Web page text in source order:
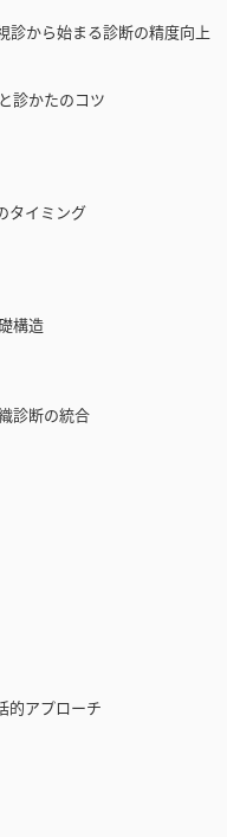
から始まる診断の精度向上
診かたのコツ
タイミング
構造
診断の統合
的アプローチ